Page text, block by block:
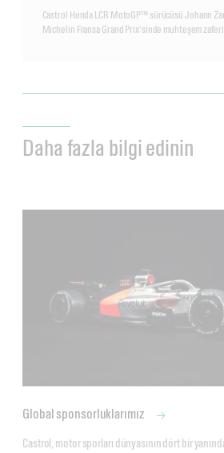
Castrol Honda LCR MotoGP™ sürücüsü Johann
Michelin Fransa Grand Prix'sinde muhteşem
Daha fazla bilgi edinin
Global sponsorluklarımız
Castrol, motor sporları dünyasının dört bir